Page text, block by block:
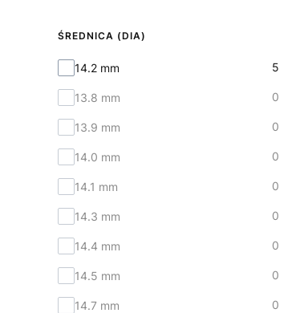
ŚREDNICA (DIA)
Średnica (DIA)
14.2 mm 5
13.8 mm 0
13.9 mm 0
14.0 mm 0
14.1 mm 0
14.3 mm 0
14.4 mm 0
14.5 mm 0
14.7 mm 0